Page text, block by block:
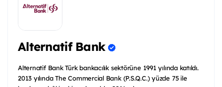
Alternatif Bank
Alternatif Bank Türk bankacılık sektörüne 1991 yılında katıldı.
2013 yılında The Commercial Bank (P.S.Q.C.) yüzde 75 ile